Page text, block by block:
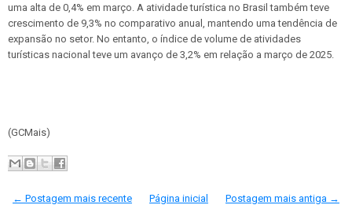
uma alta de 0,4% em março. A atividade turística no Brasil também teve
crescimento de 9,3% no comparativo anual, mantendo uma tendência de
expansão no setor. No entanto, o índice de volume de atividades
turísticas nacional teve um avanço de 3,2% em relação a março de 2025.
(GCMais)
← Postagem mais recente Postagem mais antiga →
Página inicial